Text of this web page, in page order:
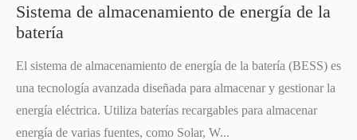
Sistema de almacenamiento de energía de la
batería
El sistema de almacenamiento de energía de la batería (BESS) es
una tecnología avanzada diseñada para almacenar y gestionar la
energía eléctrica. Utiliza baterías recargables para almacenar
energía de varias fuentes, como Solar, W...